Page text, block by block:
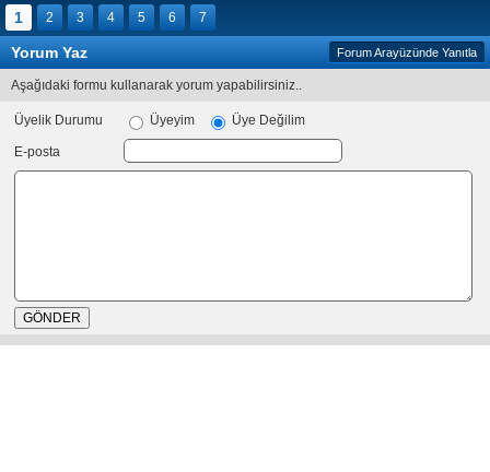
1 2 3 4 5 6 7
Yorum Yaz Forum Arayüzünde Yanıtla
Aşağıdaki formu kullanarak yorum yapabilirsiniz..
Üyelik Durumu Üyeyim Üye Değilim
E-posta